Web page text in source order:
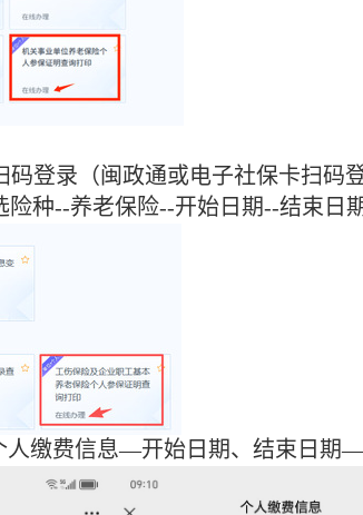
码登录（闽政通或电子社保卡扫码
种--养老保险--开始日期--结束日
缴费信息—开始日期、结束日期—